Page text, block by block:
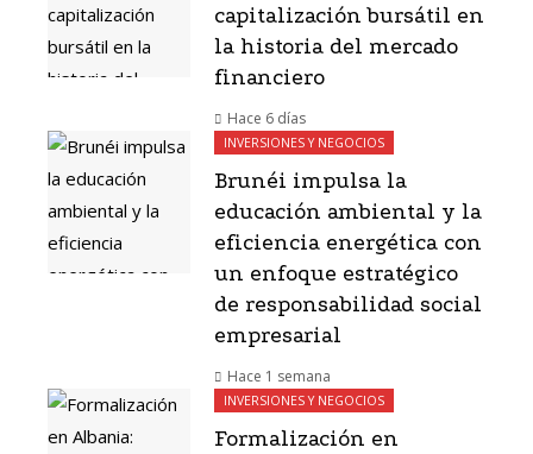
capitalización bursátil en
la historia del mercado
financiero
Hace 6 días
INVERSIONES Y NEGOCIOS
Brunéi impulsa la
educación ambiental y la
eficiencia energética con
un enfoque estratégico
de responsabilidad social
empresarial
Hace 1 semana
INVERSIONES Y NEGOCIOS
Formalización en